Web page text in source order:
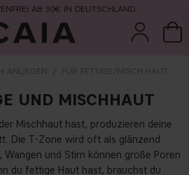
AB 30€ IN DEUTSCHLAND
ANLIEGEN FÜR FETTIGE/MISCH HAUT
UND MISCHHAUT
Mischhaut hast, produzieren deine
Die T-Zone wird oft als glänzend
und Stirn können große Poren
du fettige Haut hast, brauchst du
sets
trockensha